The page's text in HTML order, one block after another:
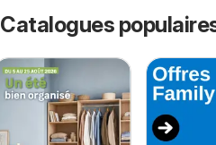
Catalogues